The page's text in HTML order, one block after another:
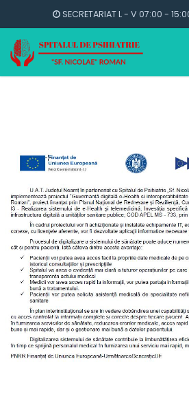
SECRETARIAT L - V 07:00 -